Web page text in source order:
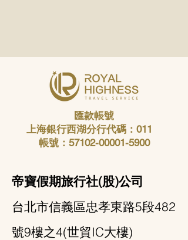
匯款帳號
上海銀行西湖分行代碼：011
帳號：57102-00001-5900
帝寶假期旅行社(股)公司
台北市信義區忠孝東路5段482
號9樓之4(世貿IC大樓)